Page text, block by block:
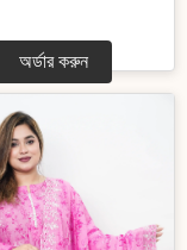
অর্ডার করুন